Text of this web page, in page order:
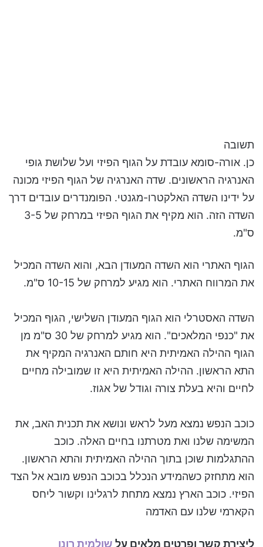
תשובה
כן. אורה-סומא עובדת על הגוף הפיזי ועל שלושת גופי
האנרגיה הראשונים. שדה האנרגיה של הגוף הפיזי מכונה
על ידינו השדה האלקטרו-מגנטי. הפומנדרים עובדים דרך
השדה הזה. הוא מקיף את הגוף הפיזי במרחק של 3-5
ס"מ.
הגוף האתרי הוא השדה המעודן הבא, והוא השדה המכיל
את המרווח האתרי. הוא מגיע למרחק של 10-15 ס"מ.
השדה האסטרלי הוא הגוף המעודן השלישי, הגוף המכיל
את "כנפי המלאכים". הוא מגיע למרחק של 30 ס"מ מן
הגוף ההילה האמיתית היא חותם האנרגיה המקיף את
התא הראשון. ההילה האמיתית היא זו שמובילה מחיים
לחיים והיא בעלת צורה וגודל של אגוז.
כוכב הנפש נמצא מעל לראש ונושא את תכנית האב, את
המשימה שלנו ואת מטרתנו בחיים האלה. כוכב
ההתגלמות שוכן בתוך ההילה האמיתית והתא הראשון.
הוא מתחזק כשהמידע הנכלל בכוכב הנפש מובא אל הצד
הפיזי. כוכב הארץ נמצא מתחת לרגלינו וקשור ליחס
הקארמי שלנו עם האדמה
ליצירת קשר ופרטים מלאים על שולמית רונן